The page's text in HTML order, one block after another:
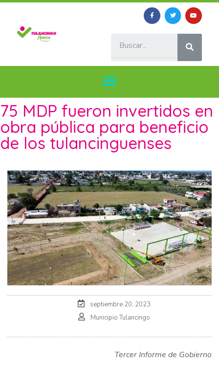
75 MDP fueron invertidos en
obra pública para beneficio
de los tulancinguenses
septiembre 20, 2023
Municipio Tulancingo
Tercer Informe de Gobierno